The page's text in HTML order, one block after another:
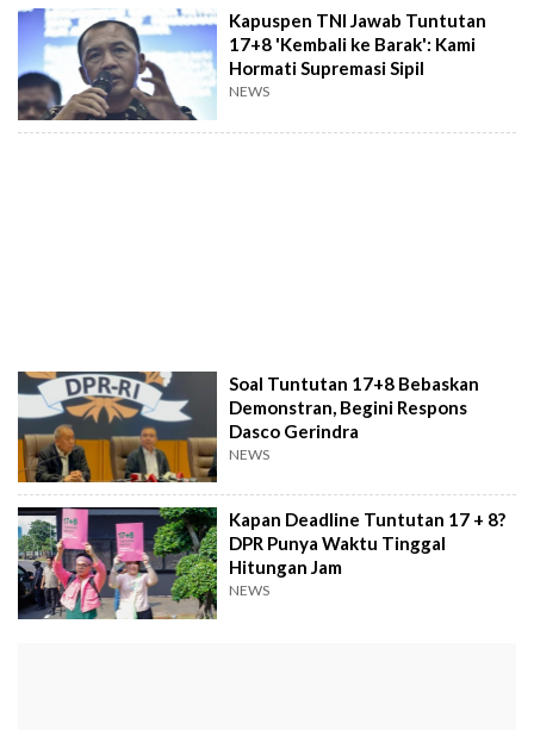
Kapuspen TNI Jawab Tuntutan
17+8 'Kembali ke Barak': Kami
Hormati Supremasi Sipil
NEWS
Soal Tuntutan 17+8 Bebaskan
Demonstran, Begini Respons
Dasco Gerindra
NEWS
Kapan Deadline Tuntutan 17 + 8?
DPR Punya Waktu Tinggal
Hitungan Jam
NEWS